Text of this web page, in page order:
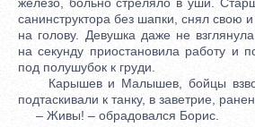
санинструктора без шапки, снял свою
на голову. Девушка даже не
на секунду приостановила работу и
под полушубок к груди.
Карышев и Малышев, бойцы
подтаскивали к танку, в заветрие,
– Живы! – обрадовался Борис.